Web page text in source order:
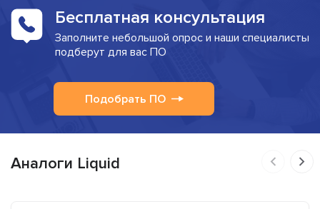
Бесплатная консультация
Заполните небольшой опрос и наши специалисты
подберут для вас ПО
Подобрать ПО
Аналоги Liquid